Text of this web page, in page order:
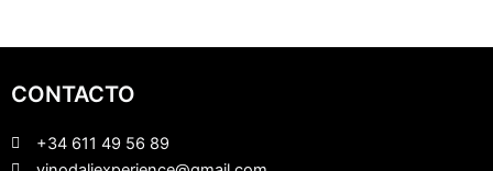
CONTACTO
+34 611 49 56 89